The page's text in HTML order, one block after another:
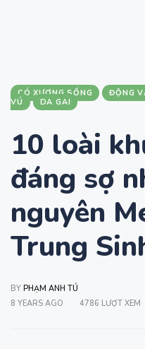
CÓ XƯƠNG SỐNG ĐỘNG
VÚ
DA GAI
10 loài
đáng sợ
nguyên
Trung
BY PHẠM ANH TÚ
8 YEARS AGO
4786 LƯỢT XEM